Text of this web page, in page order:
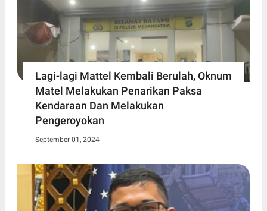
Lagi-lagi Mattel Kembali Berulah, Oknum
Matel Melakukan Penarikan Paksa
Kendaraan Dan Melakukan
Pengeroyokan
September 01, 2024